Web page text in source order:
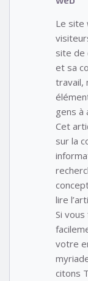
Le site
site de
et sa
travail,
gens à
Cet
sur la
lire
Si
votre
citons